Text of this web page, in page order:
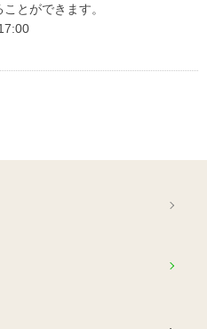
とができます。